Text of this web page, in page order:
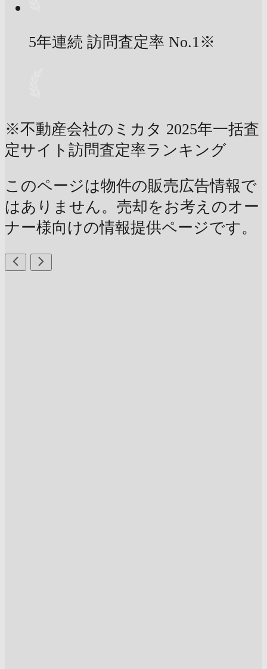
5年連続 訪問査定率 No.1※
※不動産会社のミカタ 2025年一括査
定サイト訪問査定率ランキング
このページは物件の販売広告情報で
はありません。売却をお考えのオー
ナー様向けの情報提供ページです。